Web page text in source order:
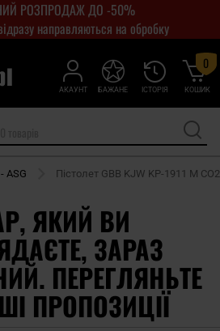
РОЗПРОДАЖ ДО -50%
направляються на обробку
АКАУНТ ІСТОРІЯ
БАЖАНЕ КОШИК
0
ASG Пістолет GBB KJW KP-1911 M CO2
ЯКИЙ ВИ
ЗАРАЗ
ПЕРЕГЛЯНЬТЕ
ПРОПОЗИЦІЇ